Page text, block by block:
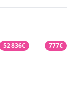
52 836€ 777€